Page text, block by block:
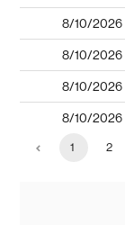
8/10/2026
8/10/2026
8/10/2026
8/10/2026
1 2